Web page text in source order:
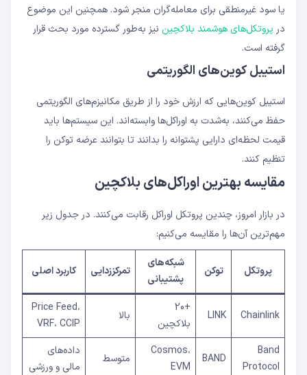
یا سود غیرمنطقی برای معامله‌گران منجر شود. همچنین این موضوع
در پروتکل‌های هوشمند بلاکچین نیز به‌طور گسترده مورد بحث قرار
گرفته است.
استیبل کوین‌های الگوریتمی
استیبل کوین‌هایی که ارزش خود را از طریق مکانیزم‌های الگوریتمی
حفظ می‌کنند، به‌شدت به اوراکل‌ها وابسته‌اند. این سیستم‌ها باید
قیمت لحظه‌ای دارایی پشتوانه را بدانند تا بتوانند عرضه توکن را
تنظیم کنند.
مقایسه بهترین اوراکل‌های بلاکچین
در بازار امروز، چندین پروتکل اوراکل رقابت می‌کنند. در جدول زیر
مهم‌ترین آن‌ها را مقایسه می‌کنیم:
پروتکل توکن
شبکه‌های
پشتیبانی
تمرکززدایی کاربرد اصلی
Chainlink
LINK
+20
بلاکچین
بالا
Price Feed،
VRF، CCIP
Band
Protocol
BAND
Cosmos،
EVM
متوسط
داده‌های
مالی و ورزشی